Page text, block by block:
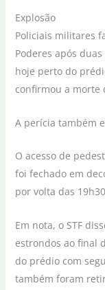
Explosão
Policiais militares
Poderes após
hoje perto do
confirmou a morte
A perícia também
O acesso de
foi fechado em
por volta das
Em nota, o STF
estrondos ao final
do prédio com
também foram